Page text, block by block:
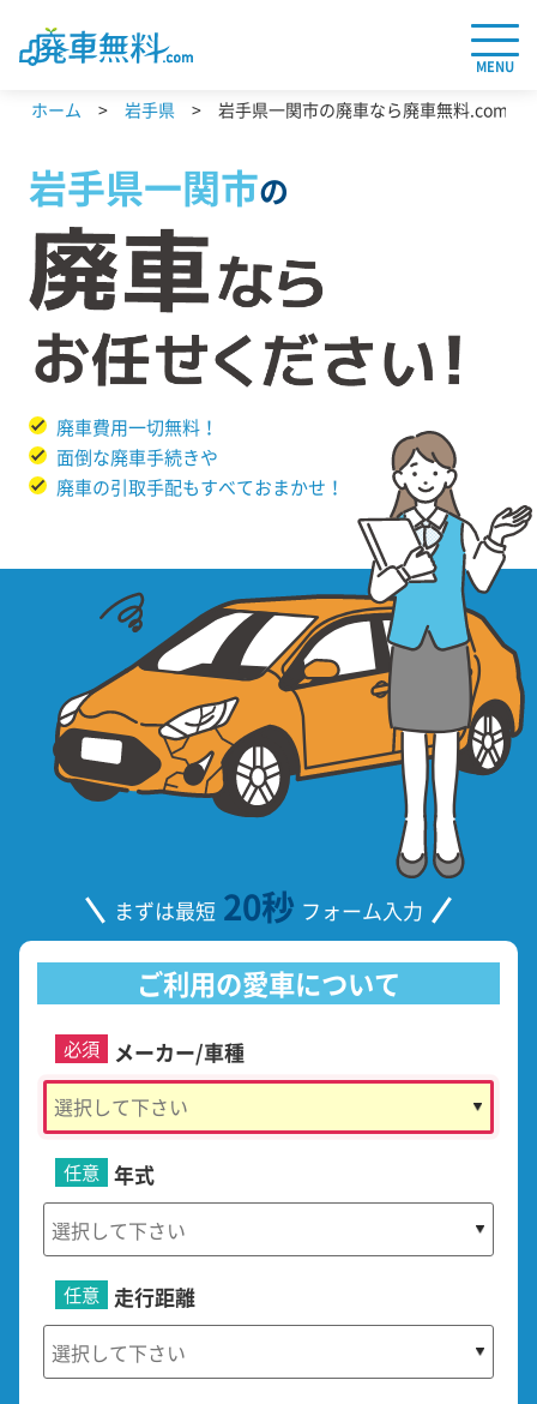
MENU
ホーム 岩手県 岩手県一関市の廃車なら廃車無料.com
岩手県一関市の
廃車費用一切無料！
面倒な廃車手続きや
廃車の引取手配もすべておまかせ！
まずは最短 20秒 フォーム入力
ご利用の愛車について
メーカー/車種
必須
年式
任意
走行距離
任意